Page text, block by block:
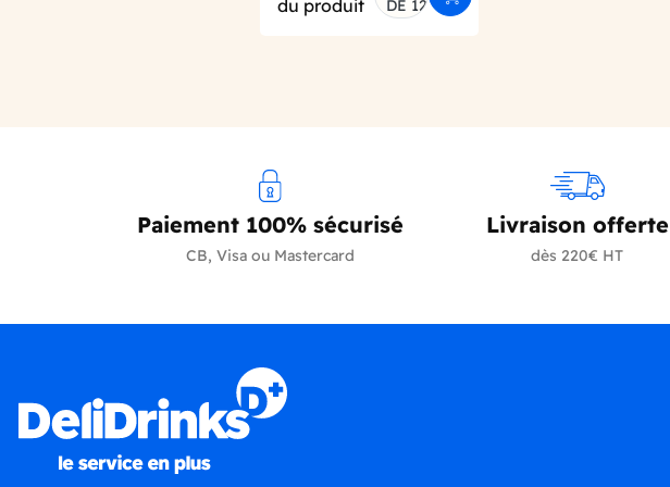
du produit
DE 12
Paiement 100% sécurisé
CB, Visa ou Mastercard
Livraison offerte
dès 220€ HT